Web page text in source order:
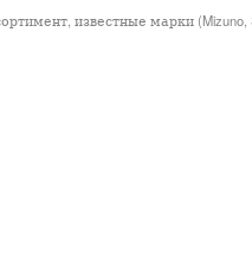
известные марки (Mizuno,